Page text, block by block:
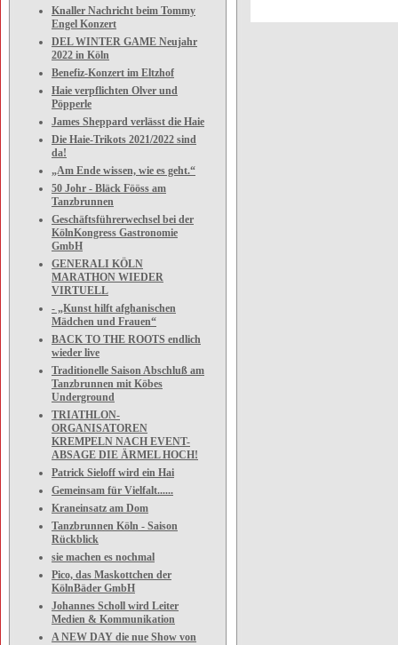
Knaller Nachricht beim Tommy
Engel Konzert
DEL WINTER GAME Neujahr
2022 in Köln
Benefiz-Konzert im Eltzhof
Haie verpflichten Olver und
Pöpperle
James Sheppard verlässt die Haie
Die Haie-Trikots 2021/2022 sind
da!
„Am Ende wissen, wie es geht.“
50 Johr - Bläck Fööss am
Tanzbrunnen
Geschäftsführerwechsel bei der
KölnKongress Gastronomie
GmbH
GENERALI KÖLN
MARATHON WIEDER
VIRTUELL
- „Kunst hilft afghanischen
Mädchen und Frauen“
BACK TO THE ROOTS endlich
wieder live
Traditionelle Saison Abschluß am
Tanzbrunnen mit Köbes
Underground
TRIATHLON-
ORGANISATOREN
KREMPELN NACH EVENT-
ABSAGE DIE ÄRMEL HOCH!
Patrick Sieloff wird ein Hai
Gemeinsam für Vielfalt......
Kraneinsatz am Dom
Tanzbrunnen Köln - Saison
Rückblick
sie machen es nochmal
Pico, das Maskottchen der
KölnBäder GmbH
Johannes Scholl wird Leiter
Medien & Kommunikation
A NEW DAY die nue Show von